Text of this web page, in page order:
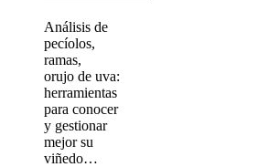
Análisis de
pecíolos,
ramas,
orujo de uva:
herramientas
para conocer
y gestionar
mejor su
viñedo…